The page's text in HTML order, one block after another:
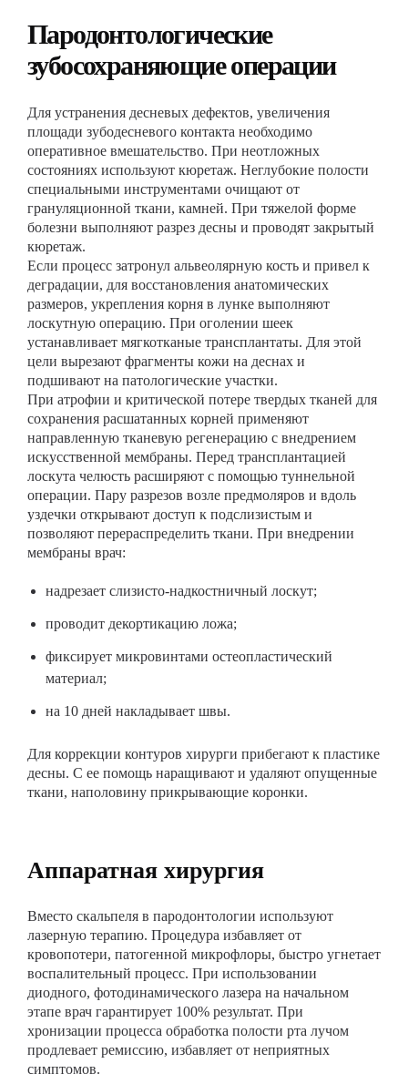
Пародонтологические
зубосохраняющие операции
Для устранения десневых дефектов, увеличения
площади зубодесневого контакта необходимо
оперативное вмешательство. При неотложных
состояниях используют кюретаж. Неглубокие полости
специальными инструментами очищают от
грануляционной ткани, камней. При тяжелой форме
болезни выполняют разрез десны и проводят закрытый
кюретаж.
Если процесс затронул альвеолярную кость и привел к
деградации, для восстановления анатомических
размеров, укрепления корня в лунке выполняют
лоскутную операцию. При оголении шеек
устанавливает мягкотканые трансплантаты. Для этой
цели вырезают фрагменты кожи на деснах и
подшивают на патологические участки.
При атрофии и критической потере твердых тканей для
сохранения расшатанных корней применяют
направленную тканевую регенерацию с внедрением
искусственной мембраны. Перед трансплантацией
лоскута челюсть расширяют с помощью туннельной
операции. Пару разрезов возле предмоляров и вдоль
уздечки открывают доступ к подслизистым и
позволяют перераспределить ткани. При внедрении
мембраны врач:
надрезает слизисто-надкостничный лоскут;
проводит декортикацию ложа;
фиксирует микровинтами остеопластический
материал;
на 10 дней накладывает швы.
Для коррекции контуров хирурги прибегают к пластике
десны. С ее помощь наращивают и удаляют опущенные
ткани, наполовину прикрывающие коронки.
Аппаратная хирургия
Вместо скальпеля в пародонтологии используют
лазерную терапию. Процедура избавляет от
кровопотери, патогенной микрофлоры, быстро угнетает
воспалительный процесс. При использовании
диодного, фотодинамического лазера на начальном
этапе врач гарантирует 100% результат. При
хронизации процесса обработка полости рта лучом
продлевает ремиссию, избавляет от неприятных
симптомов.